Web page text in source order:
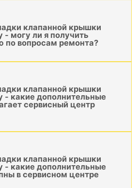
клапанной крышки
- могу ли я получить
по вопросам ремонта?
клапанной крышки
- какие дополнительные
сервисный центр
клапанной крышки
- какие дополнительные
в сервисном центре